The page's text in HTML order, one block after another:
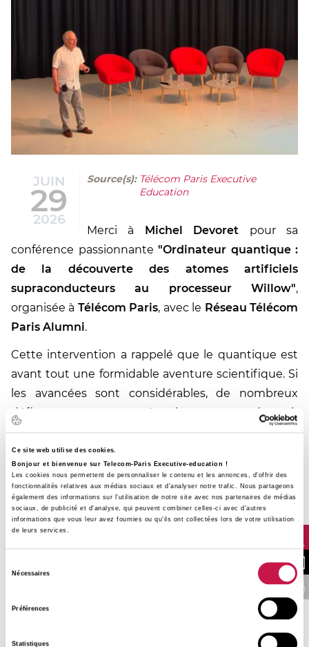
Ce site web utilise des cookies.
Bonjour et bienvenue sur Telecom-Paris Executive-education !
Les cookies nous permettent de personnaliser le contenu et les annonces, d'offrir des
fonctionnalités relatives aux médias sociaux et d'analyser notre trafic. Nous partageons
également des informations sur l'utilisation de notre site avec nos partenaires de médias
sociaux, de publicité et d'analyse, qui peuvent combiner celles-ci avec d'autres
informations que vous leur avez fournies ou qu'ils ont collectées lors de votre utilisation
de leurs services.
Nécessaires
Préférences
Statistiques
NOUS
FINANCER VOTRE
JUIN
29
2026
Source(s): Télécom Paris Executive
Education
Merci à Michel Devoret pour sa
conférence passionnante "Ordinateur quantique :
de la découverte des atomes artificiels
supraconducteurs au processeur Willow",
organisée à Télécom Paris, avec le Réseau Télécom
Paris Alumni.
Cette intervention a rappelé que le quantique est
avant tout une formidable aventure scientifique. Si
les avancées sont considérables, de nombreux
défis restent encore à relever avant de voir
certaines applications se généraliser.
Dans un contexte où le sujet suscite autant
d'enthousiasme que d'interrogations, il est
essentiel de disposer de repères solides :
comprendre les principes du calcul quantique,
distinguer les avancées concrètes des projections,
C'est aussi là que la formation prend tout son sens
:permettre aux professionnels, décideurs et
ingénieurs de développer une culture du
quantique, indispensable pour suivre les évolutions